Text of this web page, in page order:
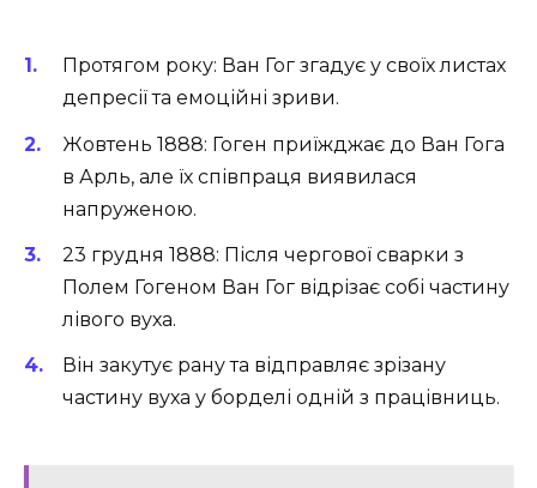
Протягом року: Ван Гог згадує у своїх листах
депресії та емоційні зриви.
Жовтень 1888: Гоген приїжджає до Ван Гога
в Арль, але їх співпраця виявилася
напруженою.
23 грудня 1888: Після чергової сварки з
Полем Гогеном Ван Гог відрізає собі частину
лівого вуха.
Він закутує рану та відправляє зрізану
частину вуха у борделі одній з працівниць.